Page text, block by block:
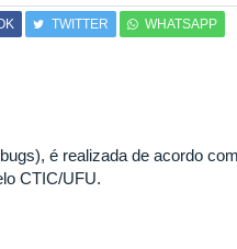
TWITTER WHATSAPP
é realizada de acordo
CTIC/UFU.